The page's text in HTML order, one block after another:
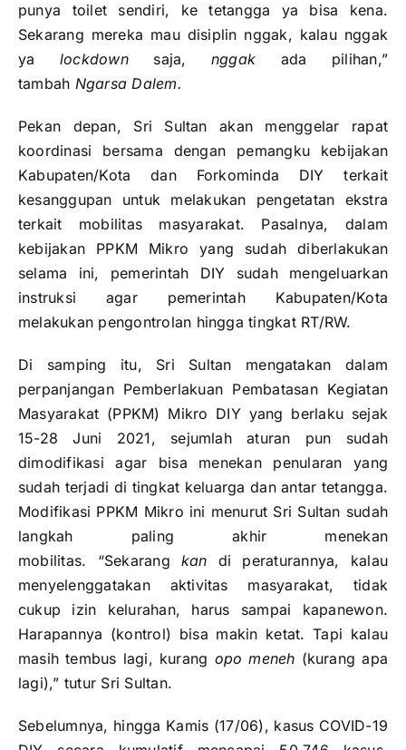
punya toilet sendiri, ke tetangga ya bisa kena.
Sekarang mereka mau disiplin nggak, kalau nggak
ya lockdownsaja, nggak ada pilihan,”
tambah Ngarsa Dalem.
Pekan depan, Sri Sultan akan menggelar rapat
koordinasi bersama dengan pemangku kebijakan
Kabupaten/Kota dan Forkominda DIY terkait
kesanggupan untuk melakukan pengetatan ekstra
terkait mobilitas masyarakat. Pasalnya, dalam
kebijakan PPKM Mikro yang sudah diberlakukan
selama ini, pemerintah DIY sudah mengeluarkan
instruksi agar pemerintah Kabupaten/Kota
melakukan pengontrolan hingga tingkat RT/RW.
Di samping itu, Sri Sultan mengatakan dalam
perpanjangan Pemberlakuan Pembatasan Kegiatan
Masyarakat (PPKM) Mikro DIY yang berlaku sejak
15-28 Juni 2021, sejumlah aturan pun sudah
dimodifikasi agar bisa menekan penularan yang
sudah terjadi di tingkat keluarga dan antar tetangga.
Modifikasi PPKM Mikro ini menurut Sri Sultan sudah
langkah paling akhir menekan
mobilitas. “Sekarang kan di peraturannya, kalau
menyelenggatakan aktivitas masyarakat, tidak
cukup izin kelurahan, harus sampai kapanewon.
Harapannya (kontrol) bisa makin ketat. Tapi kalau
masih tembus lagi, kurang opo meneh (kurang apa
lagi),” tutur Sri Sultan.
Sebelumnya, hingga Kamis (17/06), kasus COVID-19